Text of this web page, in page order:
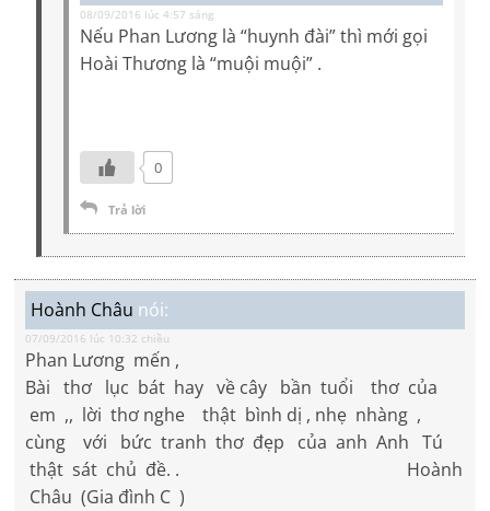
08/09/2016 lúc 4:57 sáng
Nếu Phan Lương là “huynh đài” thì mới gọi
Hoài Thương là “muội muội” .
0
Trả lời
Hoành Châu nói:
07/09/2016 lúc 10:32 chiều
Phan Lương mến ,
Bài thơ lục bát hay về cây bần tuổi thơ của
em ,, lời thơ nghe thật bình dị , nhẹ nhàng ,
cùng với bức tranh thơ đẹp của anh Anh Tú
thật sát chủ đề. . Hoành
Châu (Gia đình C )